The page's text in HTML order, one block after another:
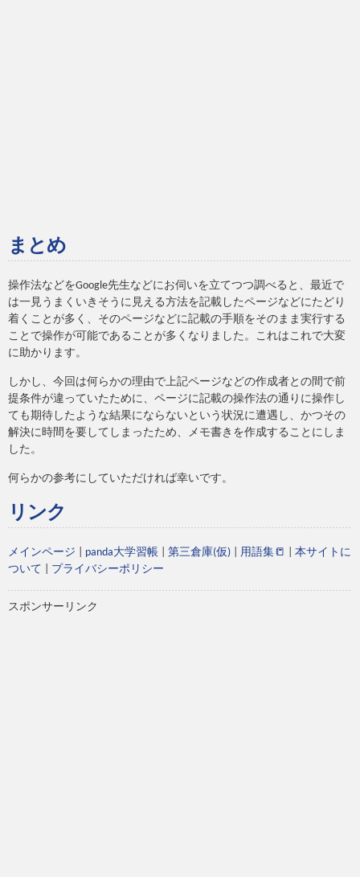
まとめ
操作法などをGoogle先生などにお伺いを立てつつ調べると、最近で
は一見うまくいきそうに見える方法を記載したページなどにたどり
着くことが多く、そのページなどに記載の手順をそのまま実行する
ことで操作が可能であることが多くなりました。これはこれで大変
に助かります。
しかし、今回は何らかの理由で上記ページなどの作成者との間で前
提条件が違っていたために、ページに記載の操作法の通りに操作し
ても期待したような結果にならないという状況に遭遇し、かつその
解決に時間を要してしまったため、メモ書きを作成することにしま
した。
何らかの参考にしていただければ幸いです。
リンク
メインページ panda大学習帳 第三倉庫(仮) 用語集📒
本サイトに
ついて
プライバシーポリシー
スポンサーリンク